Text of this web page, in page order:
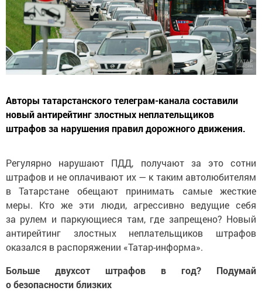
Авторы татарстанского телеграм-канала составили
новый антирейтинг злостных неплательщиков
штрафов за нарушения правил дорожного движения.
Регулярно нарушают ПДД, получают за это сотни
штрафов и не оплачивают их — к таким автолюбителям
в Татарстане обещают принимать самые жесткие
меры. Кто же эти люди, агрессивно ведущие себя
за рулем и паркующиеся там, где запрещено? Новый
антирейтинг злостных неплательщиков штрафов
оказался в распоряжении «Татар-информа».
Больше двухсот штрафов в год? Подумай
о безопасности близких